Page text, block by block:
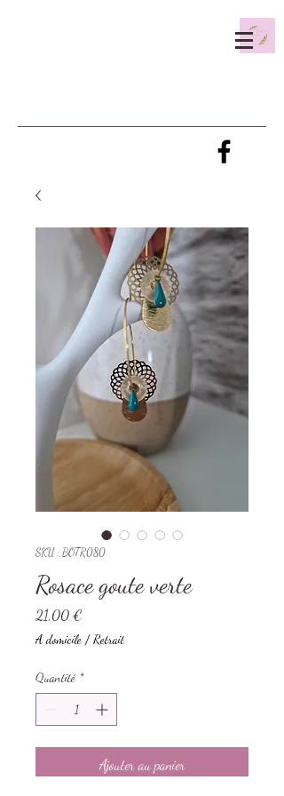
SKU : BOTR080
Rosace goute verte
21,00 €
A domicile / Retrait
Quantité *
Ajouter au panier